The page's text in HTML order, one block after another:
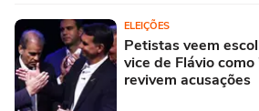
ELEIÇÕES
Petistas veem
vice de Flávio
revivem acusações